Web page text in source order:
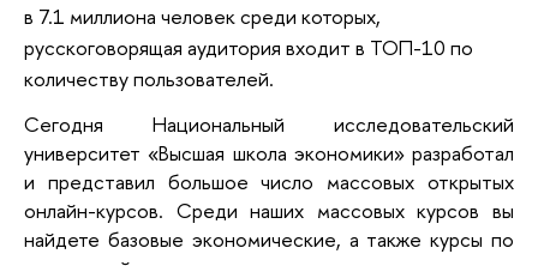
в 7.1 миллиона человек среди которых,
русскоговорящая аудитория входит в ТОП-10 по
количеству пользователей.
Сегодня Национальный исследовательский
университет «Высшая школа экономики» разработал
и представил большое число массовых открытых
онлайн-курсов. Среди наших массовых курсов вы
найдете базовые экономические, а также курсы по